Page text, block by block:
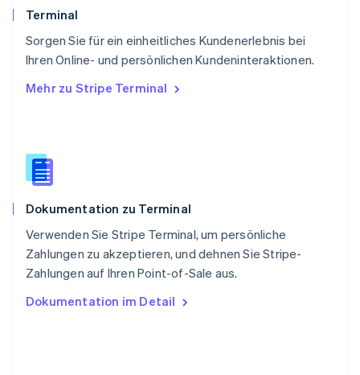
Terminal
Sorgen Sie für ein einheitliches Kundenerlebnis bei
Ihren Online- und persönlichen Kundeninteraktionen.
Mehr zu Stripe Terminal
Dokumentation zu Terminal
Verwenden Sie Stripe Terminal, um persönliche
Zahlungen zu akzeptieren, und dehnen Sie Stripe-
Zahlungen auf Ihren Point-of-Sale aus.
Dokumentation im Detail
Schweiz
Singapur
English简体中文
English
China
English
EspañolEnglish
Thailand
Tschechische Republik
English
English